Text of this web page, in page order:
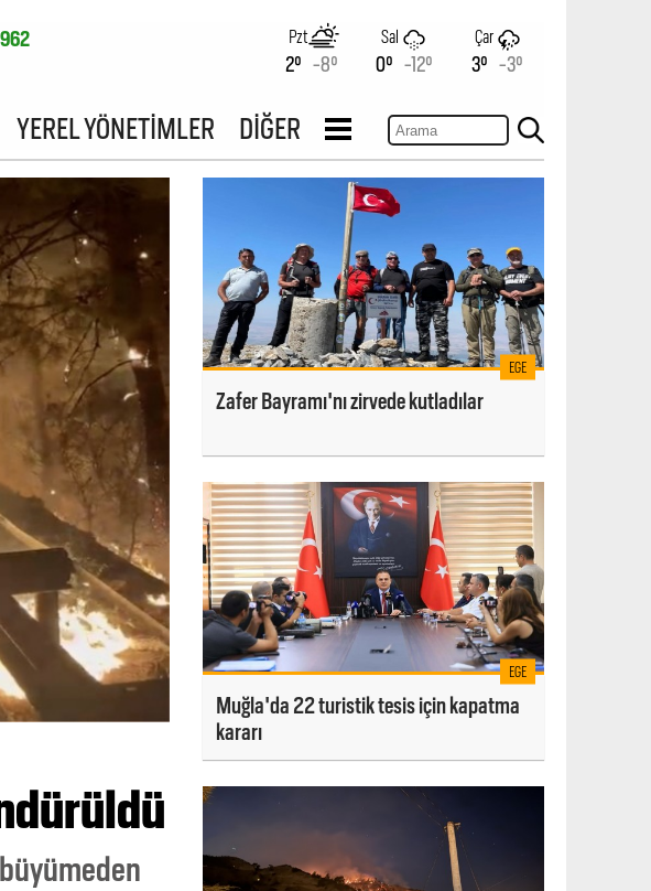
Pzt
2° -8°
Sal
0° -12°
Çar
3° -3°
YEREL YÖNETİMLER DİĞER
EGE
Zafer Bayramı'nı zirvede kutladılar
EGE
Muğla'da 22 turistik tesis için kapatma
kararı